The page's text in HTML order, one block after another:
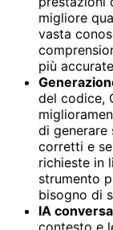
migliore
vasta
più
del codice,
di
corretti e
richieste in
strumento
bisogno di
IA